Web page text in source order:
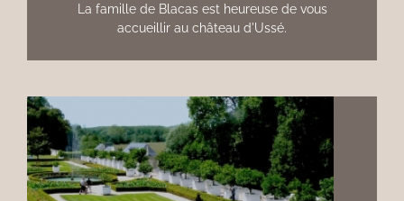
La famille de Blacas est heureuse de vous
accueillir au château d'Ussé.